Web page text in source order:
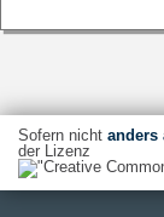
Sofern nicht anders
der Lizenz